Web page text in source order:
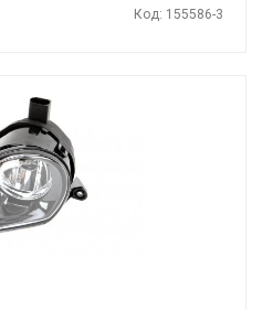
Код: 155586-3